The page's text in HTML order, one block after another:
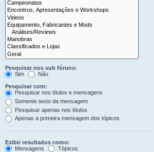
Pesquisar nos sub fóruns:
Sim
Não
Pesquisar com:
Pesquisar nos títulos e mensagens
Somente texto da mensagem
Pesquisar apenas nos títulos
Apenas a primeira mensagem dos tópicos
Exibir resultados como:
Mensagens
Tópicos